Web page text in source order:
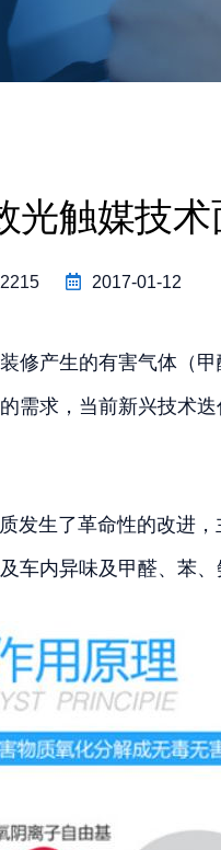
光触媒技术
2017-01-12
修产生的有害气体（
求，当前新兴技术
生了革命性的改进，
内异味及甲醛、苯、